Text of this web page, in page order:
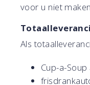
voor u niet
Als
Cup-a-